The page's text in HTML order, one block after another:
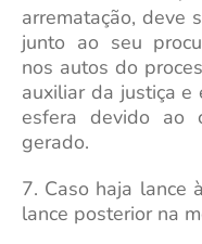
arrematação, deve
junto ao seu
nos autos do
auxiliar da justiça
esfera devido ao
gerado.
7. Caso haja lance
lance posterior na